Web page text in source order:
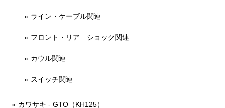
ライン・ケーブル関連
フロント・リア ショック関連
カウル関連
スイッチ関連
カワサキ - GTO（KH125）